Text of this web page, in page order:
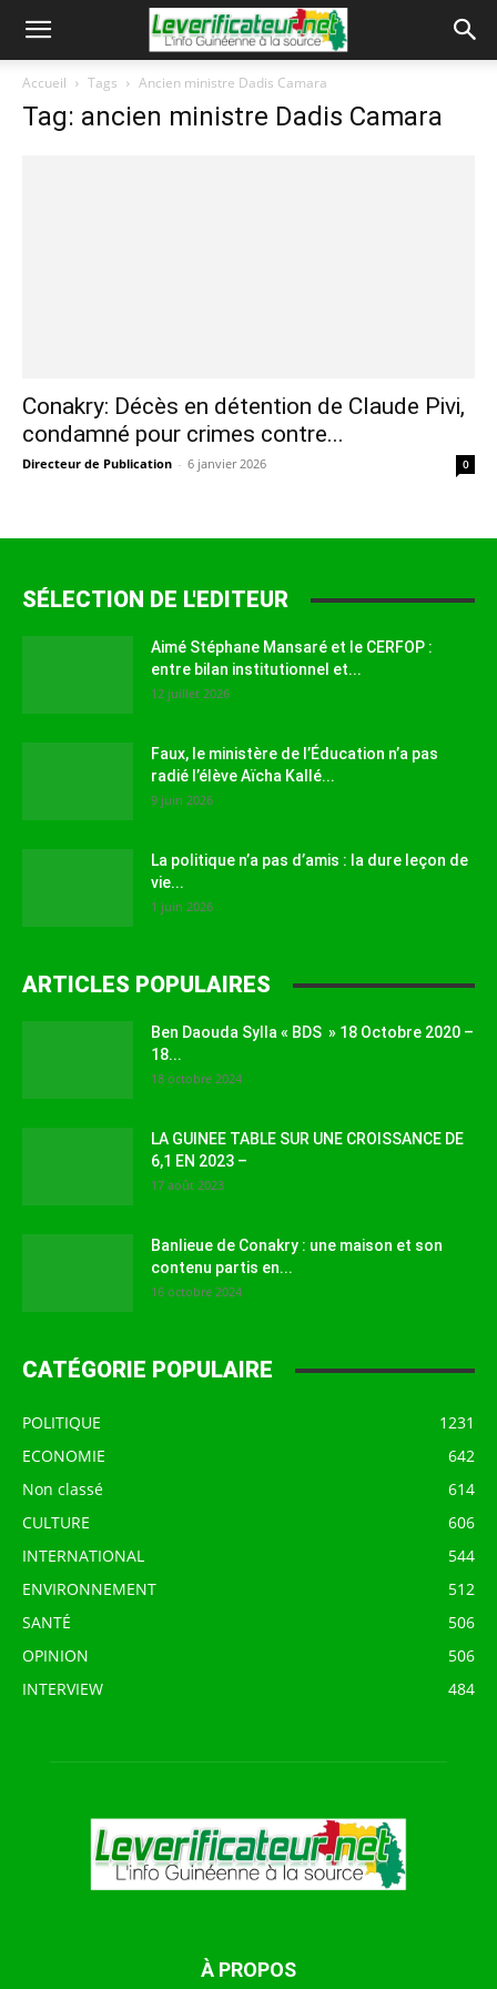
Accueil Tags Ancien ministre Dadis Camara
Tag: ancien ministre Dadis Camara
Conakry: Décès en détention de Claude Pivi,
condamné pour crimes contre...
Directeur de Publication - 6 janvier 2026 0
SÉLECTION DE L'EDITEUR
Aimé Stéphane Mansaré et le CERFOP :
entre bilan institutionnel et...
12 juillet 2026
Faux, le ministère de l’Éducation n’a pas
radié l’élève Aïcha Kallé...
9 juin 2026
La politique n’a pas d’amis : la dure leçon de
vie...
1 juin 2026
ARTICLES POPULAIRES
Ben Daouda Sylla « BDS » 18 Octobre 2020 –
18...
18 octobre 2024
LA GUINEE TABLE SUR UNE CROISSANCE DE
6,1 EN 2023 –
17 août 2023
Banlieue de Conakry : une maison et son
contenu partis en...
16 octobre 2024
CATÉGORIE POPULAIRE
POLITIQUE
1231
ECONOMIE
642
Non classé
614
CULTURE
606
INTERNATIONAL
544
ENVIRONNEMENT
512
SANTÉ
506
OPINION
506
INTERVIEW
484
À PROPOS